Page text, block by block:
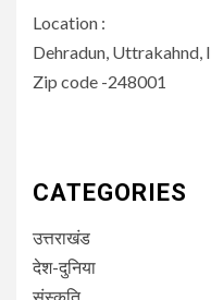
Location :
Dehradun, Uttrakahnd,
Zip code -248001
CATEGORIES
उत्तराखंड
देश-दुनिया
संस्कृति